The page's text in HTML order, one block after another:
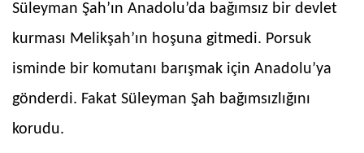
Süleyman Şah’ın Anadolu’da bağımsız bir devlet
kurması Melikşah’ın hoşuna gitmedi. Porsuk
isminde bir komutanı barışmak için Anadolu’ya
gönderdi. Fakat Süleyman Şah bağımsızlığını
korudu.